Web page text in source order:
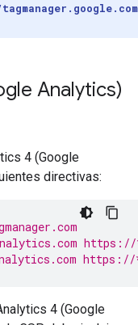
Analytics)
4 (Google
directivas:
https://
https://
4 (Google